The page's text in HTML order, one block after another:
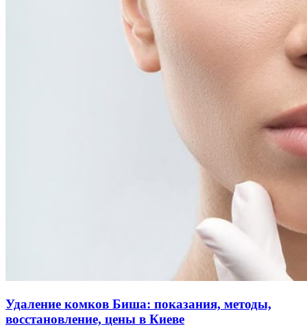
Удаление комков Биша: показания, методы,
восстановление, цены в Киеве